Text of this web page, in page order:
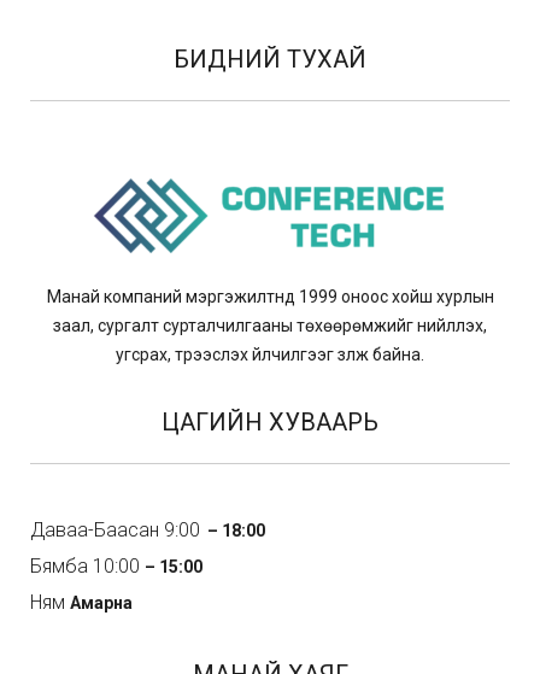
БИДНИЙ ТУХАЙ
Манай компаний мэргэжилтнүүд 1999 оноос хойш хурлын
заал, сургалт сурталчилгааны төхөөрөмжийг нийлүүлэх,
угсрах, түрээслэх үйлчилгээг үзүүлж байна.
ЦАГИЙН ХУВААРЬ
Даваа-Баасан 9:00 – 18:00
Бямба 10:00 – 15:00
Ням Амарна